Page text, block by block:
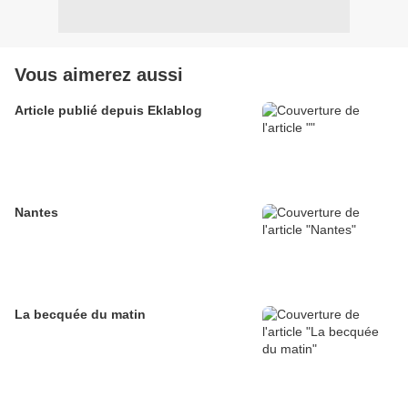
Vous aimerez aussi
Article publié depuis Eklablog
Nantes
La becquée du matin